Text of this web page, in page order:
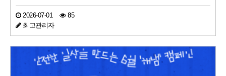
2026-07-01
85
최고관리자